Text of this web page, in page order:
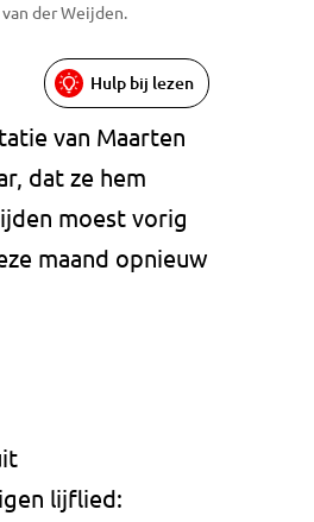
der Weijden.
Hulp bij lezen
van Maarten
dat ze hem
moest vorig
maand opnieuw
lijflied: